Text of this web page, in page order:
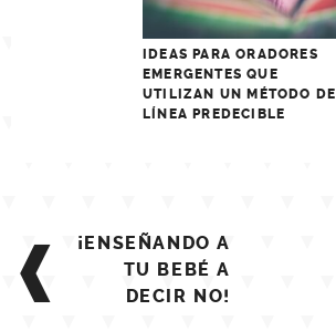
IDEAS PARA ORADORES
EMERGENTES QUE
UTILIZAN UN MÉTODO DE
LÍNEA PREDECIBLE
Post
navigation
¡ENSEÑANDO A
TU BEBÉ A
DECIR NO!